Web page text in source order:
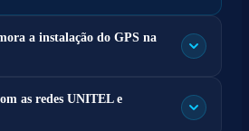
a instalação do GPS na
as redes UNITEL e